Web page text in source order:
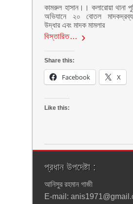
কামরুল হাসান।। কলারোয়া থানা
অভিযানে ২০ বোতল
উদ্ধার এবং মাদক মামলার
বিস্তারিত…
Share this:
Facebook X
Like this:
প্রধান উপদেষ্টা :
আনিসুর রহমান গাজী
E-mail: